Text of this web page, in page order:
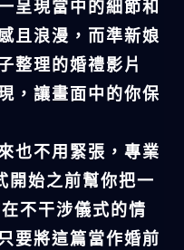
呈現當中的細節和
且浪漫，而準新娘
整理的婚禮影片
，讓畫面中的你保
也不用緊張，專業
開始之前幫你把一
不干涉儀式的情
要將這篇當作婚前